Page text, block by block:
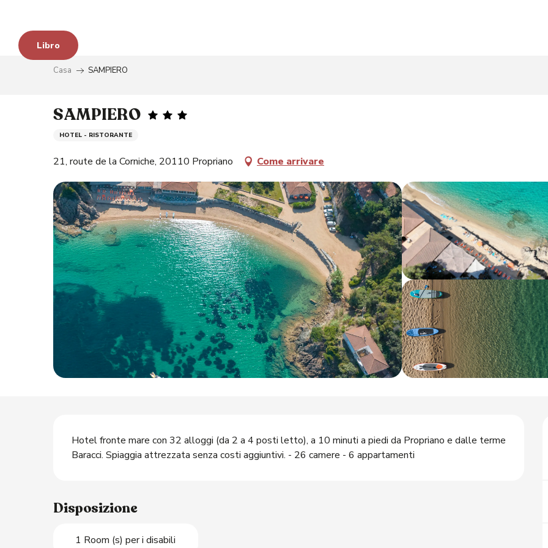
contenu
principal
Libro
Casa SAMPIERO
SAMPIERO
HOTEL - RISTORANTE
21, route de la Corniche, 20110 Propriano Come arrivare
Descrizione
Hotel fronte mare con 32 alloggi (da 2 a 4 posti letto), a 10 minuti a piedi da Propriano e dalle terme
Baracci. Spiaggia attrezzata senza costi aggiuntivi. - 26 camere - 6 appartamenti
Disposizione
1 Room (s) per i disabili